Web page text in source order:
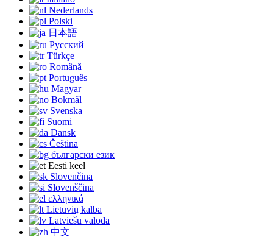
Nederlands
Polski
日本語
Русский
Türkçe
Română
Português
Magyar
Bokmål
Svenska
Suomi
Dansk
Čeština
български език
Eesti keel
Slovenčina
Slovenščina
ελληνικά
Lietuvių kalba
Latviešu valoda
中文